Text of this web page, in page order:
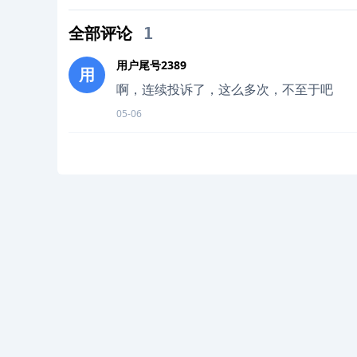
全部评论 1
用 用户尾号2389
啊，连续投诉了，这么多次，不至于吧
05-06